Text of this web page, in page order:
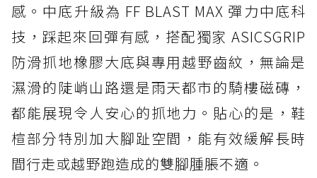
感。中底升級為 FF BLAST MAX 彈力中底科
技，踩起來回彈有感，搭配獨家 ASICSGRIP
防滑抓地橡膠大底與專用越野齒紋，無論是
濕滑的陡峭山路還是雨天都市的騎樓磁磚，
都能展現令人安心的抓地力。貼心的是，鞋
楦部分特別加大腳趾空間，能有效緩解長時
間行走或越野跑造成的雙腳腫脹不適。